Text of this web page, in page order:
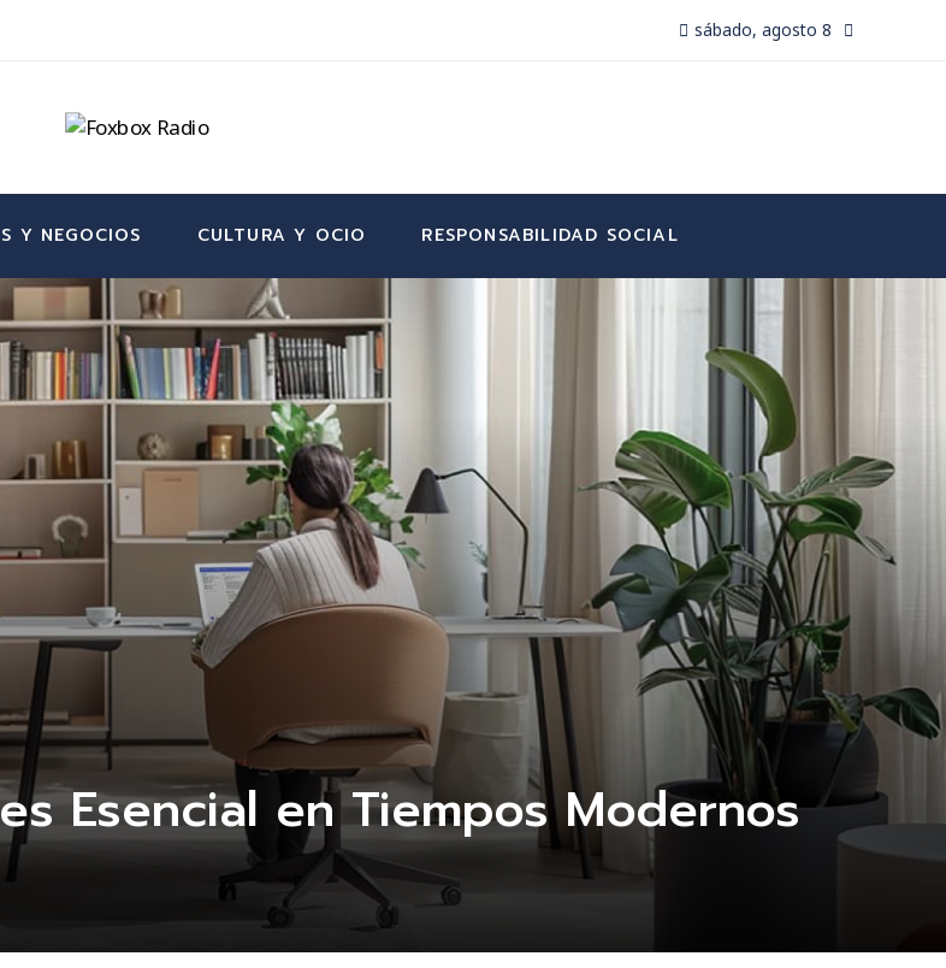
sábado, agosto 8
Y NEGOCIOS CULTURA Y OCIO RESPONSABILIDAD SOCIAL
Esencial en Tiempos Modernos